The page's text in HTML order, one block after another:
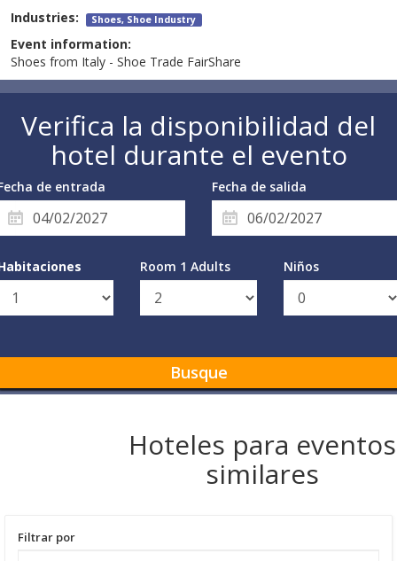
Industries: Shoes, Shoe Industry
Event information:
Shoes from Italy - Shoe Trade FairShare
Verifica la disponibilidad del
hotel durante el evento
de entrada Fecha de salida
Room 1 Adults Niños
Busque
Hoteles para eventos
similares
Filtrar por